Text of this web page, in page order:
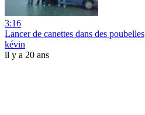
3:16
Lancer de canettes dans des poubelles
kévin
il y a 20 ans